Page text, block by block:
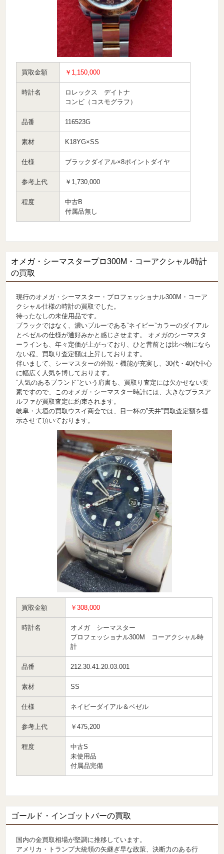
買取金額 ￥1,150,000
時計名
ロレックス デイトナ
コンビ（コスモグラフ）
品番 116523G
素材 K18YG×SS
仕様 ブラックダイアル×8ポイントダイヤ
参考上代 ￥1,730,000
程度
中古B
付属品無し
オメガ・シーマスタープロ300M・コーアクシャル時計
の買取
現行のオメガ・シーマスター・プロフェッショナル300M・コーア
クシャル仕様の時計の買取でした。
待ったなしの未使用品です。
ブラックではなく、濃いブルーである”ネイビー”カラーのダイアル
とベゼルの仕様が通好みかと感じさせます。 オメガのシーマスタ
ーラインも、年々定価が上がっており、ひと昔前とは比べ物になら
ない程、買取り査定額は上昇しております。
伴いまして、シーマスターの外観・機能が充実し、30代・40代中心
に幅広く人気を博しております。
“人気のあるブランド”という肩書も、買取り査定には欠かせない要
素ですので、このオメガ・シーマスター時計には、大きなプラスア
ルファが買取査定に約束されます。
岐阜・大垣の買取ウスイ商会では、目一杯の”天井”買取査定額を提
示させて頂いております。
買取金額 ￥308,000
時計名
オメガ シーマスター
プロフェッショナル300M コーアクシャル時
計
品番 212.30.41.20.03.001
素材 SS
仕様 ネイビーダイアル＆ベゼル
参考上代 ￥475,200
程度
中古S
未使用品
付属品完備
ゴールド・インゴットバーの買取
国内の金買取相場が堅調に推移しています。
アメリカ・トランプ大統領の矢継ぎ早な政策、決断力のある行